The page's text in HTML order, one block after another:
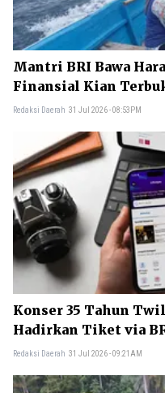
Mantri BRI Bawa
Finansial Kian
Redaksi Daerah 31 Jul 2026 - 08:53PM
Konser 35 Tahun
Hadirkan Tiket via
Redaksi Daerah 31 Jul 2026 - 09:21AM